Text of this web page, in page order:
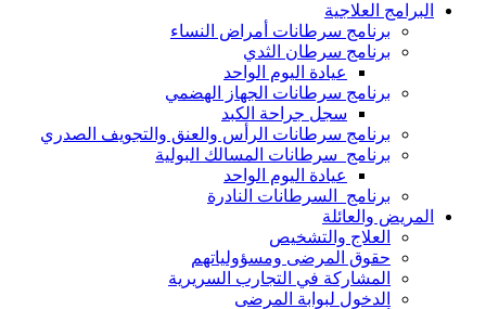
البرامج العلاجية
برنامج سرطانات أمراض النساء
برنامج سرطان الثدي
عيادة اليوم الواحد
برنامج سرطانات الجهاز الهضمي
سجل جراحة الكبد
برنامج سرطانات الرأس والعنق والتجويف الصدري
برنامج سرطانات المسالك البولية
عيادة اليوم الواحد
برنامج السرطانات النادرة
المريض والعائلة
العلاج والتشخيص
حقوق المرضى ومسؤولياتهم
المشاركة في التجارب السريرية
الدخول لبوابة المرضى